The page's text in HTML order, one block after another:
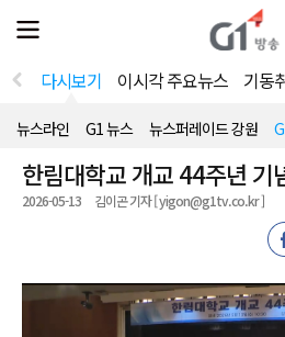
전
체
뉴
열
다시보기 이시각 주요뉴스 기동
뉴스라인 G1 뉴스 뉴스퍼레이드 강원
한림대학교 개교 44주년 기
2026-05-13 김이곤 기자 [ yigon@g1tv.co.kr ]